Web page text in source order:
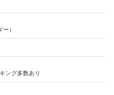
）
ング多数あり